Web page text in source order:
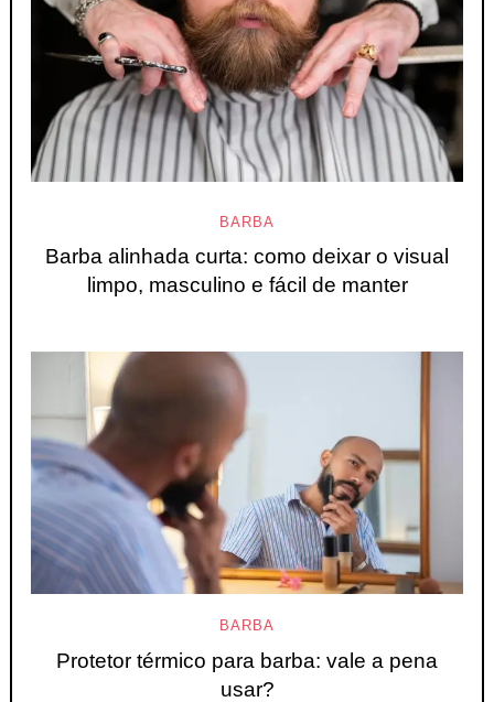
BARBA
Barba alinhada curta: como deixar o visual
limpo, masculino e fácil de manter
BARBA
Protetor térmico para barba: vale a pena
usar?